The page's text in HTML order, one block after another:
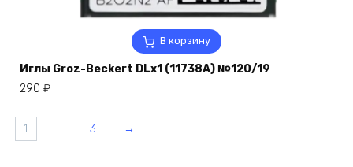
В корзину
Иглы Groz-Beckert DLx1 (11738A) №120/19
290 ₽
1 … 3 →